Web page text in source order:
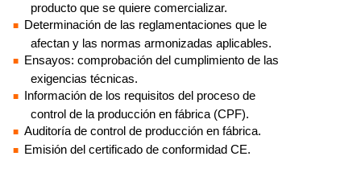
producto que se quiere comercializar.
Determinación de las reglamentaciones que le
afectan y las normas armonizadas aplicables.
Ensayos: comprobación del cumplimiento de las
exigencias técnicas.
Información de los requisitos del proceso de
control de la producción en fábrica (CPF).
Auditoría de control de producción en fábrica.
Emisión del certificado de conformidad CE.